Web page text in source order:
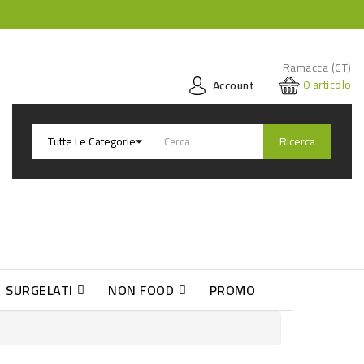
Ramacca (CT)
Account
0articolo
Ricerca
SURGELATI NON FOOD PROMO